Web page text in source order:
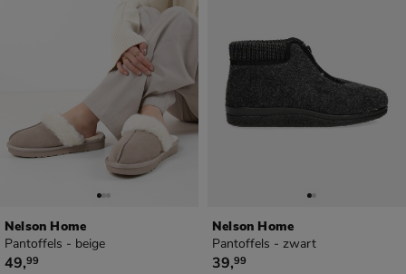
Nelson Home
Pantoffels - beige
€ 49,99
49,99
Nelson Home
Pantoffels - zwart
€ 39,99
39,99